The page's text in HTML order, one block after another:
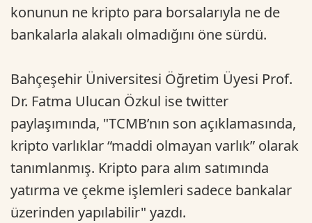
konunun ne kripto para borsalarıyla ne de
bankalarla alakalı olmadığını öne sürdü.
Bahçeşehir Üniversitesi Öğretim Üyesi Prof.
Dr. Fatma Ulucan Özkul ise twitter
paylaşımında, "TCMB’nın son açıklamasında,
kripto varlıklar “maddi olmayan varlık” olarak
tanımlanmış. Kripto para alım satımında
yatırma ve çekme işlemleri sadece bankalar
üzerinden yapılabilir" yazdı.